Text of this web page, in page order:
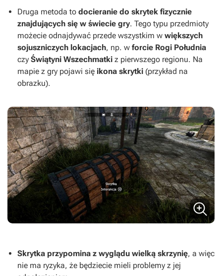
Druga metoda to docieranie do skrytek fizycznie
znajdujących się w świecie gry. Tego typu przedmioty
możecie odnajdywać przede wszystkim w większych
sojuszniczych lokacjach, np. w forcie Rogi Południa
czy Świątyni Wszechmatki z pierwszego regionu. Na
mapie z gry pojawi się ikona skrytki (przykład na
obrazku).
Skrytka przypomina z wyglądu wielką skrzynię, a więc
nie ma ryzyka, że będziecie mieli problemy z jej